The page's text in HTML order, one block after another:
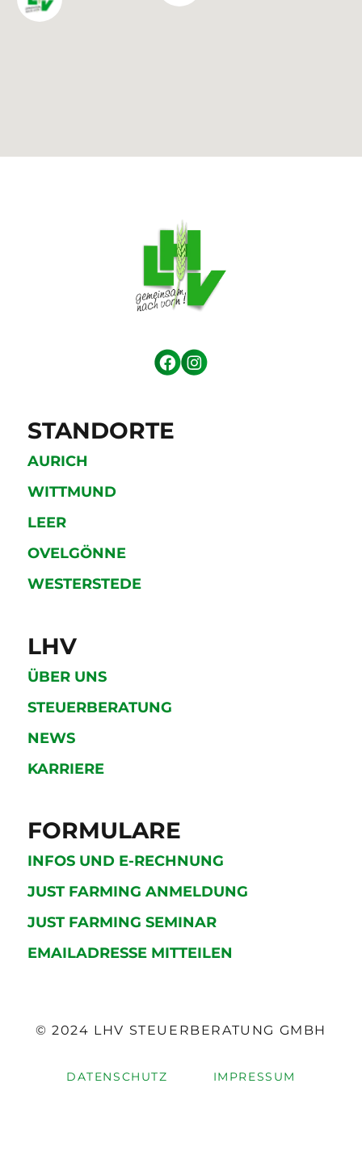
STANDORTE
AURICH
WITTMUND
LEER
OVELGÖNNE
WESTERSTEDE
LHV
ÜBER UNS
STEUERBERATUNG
NEWS
KARRIERE
FORMULARE
INFOS UND E-RECHNUNG
JUST FARMING ANMELDUNG
JUST FARMING SEMINAR
EMAILADRESSE MITTEILEN
© 2024 LHV STEUERBERATUNG GMBH
DATENSCHUTZ IMPRESSUM